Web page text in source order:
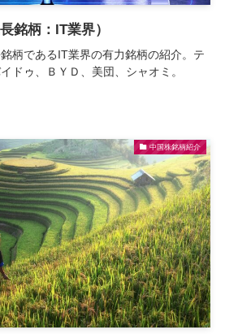
銘柄：IT業界）
柄であるIT業界の有力銘柄の紹介。テ
ドゥ、ＢＹＤ、美団、シャオミ。
中国株銘柄紹介